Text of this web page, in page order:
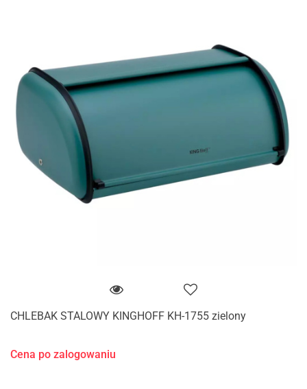
CHLEBAK STALOWY KINGHOFF KH-1755 zielony
Cena po zalogowaniu